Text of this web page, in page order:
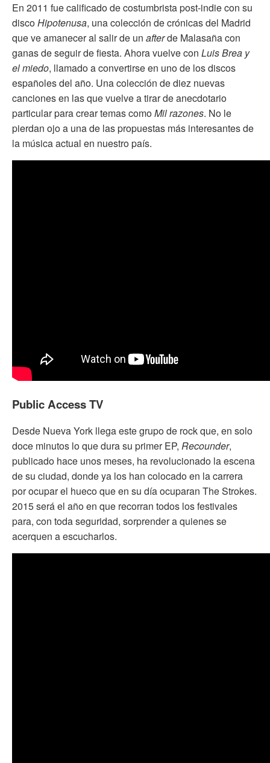
En 2011 fue calificado de costumbrista post-indie con su
discoHipotenusa, una colección de crónicas del Madrid
que ve amanecer al salir de un afterde Malasaña con
ganas de seguir de fiesta. Ahora vuelve con Luis Brea y
el miedo, llamado a convertirse en uno de los discos
españoles del año. Una colección de diez nuevas
canciones en las que vuelve a tirar de anecdotario
particular para crear temas comoMil razones. No le
pierdan ojo a una de las propuestas más interesantes de
la música actual en nuestro país.
Public Access TV
Desde Nueva York llega este grupo de rock que, en solo
doce minutos lo que dura su primer EP, Recounder,
publicado hace unos meses, ha revolucionado la escena
de su ciudad, donde ya los han colocado en la carrera
por ocupar el hueco que en su día ocuparan The Strokes.
2015 será el año en que recorran todos los festivales
para, con toda seguridad, sorprender a quienes se
acerquen a escucharlos.